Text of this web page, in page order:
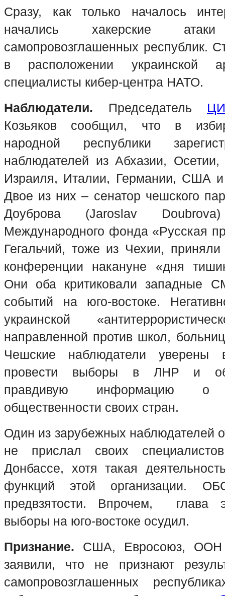
Сразу, как только началось
начались хакерские
самопровозглашенных республик.
в расположении украинской
специалисты кибер-центра НАТО.
Наблюдатели. Председатель
Козьяков сообщил, что в
народной республики
наблюдателей из Абхазии,
Израиля, Италии, Германии, США
Двое из них – сенатор чешского
Доуброва (Jaroslav
Международного фонда «Русская
Гегальчий, тоже из Чехии,
конференции накануне «дня
Они оба критиковали западные
событий на юго-востоке.
украинской
направленной против школ,
Чешские наблюдатели уверены
провести выборы в ЛНР и
правдивую информацию
общественности своих стран.
Один из зарубежных наблюдателей
не прислал своих
Донбассе, хотя такая
функций этой организации.
предвзятости. Впрочем, глава
выборы на юго-востоке осудил.
Признание. США, Евросоюз, ООН
заявили, что не признают
самопровозглашенных